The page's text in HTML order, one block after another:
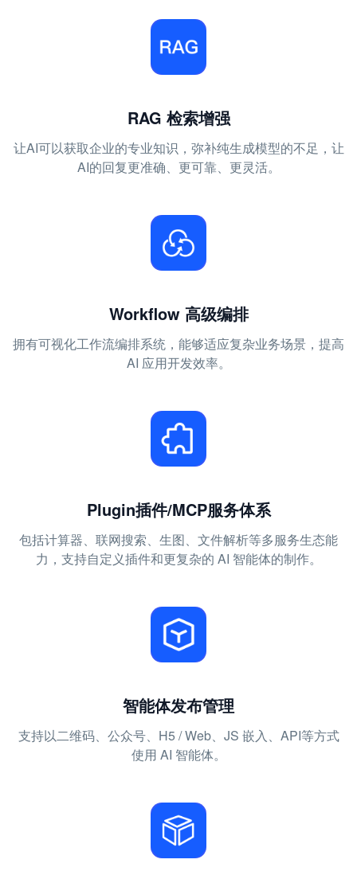
RAG 检索增强
让AI可以获取企业的专业知识，弥补纯生成模型的不足，让
AI的回复更准确、更可靠、更灵活。
Workflow 高级编排
拥有可视化工作流编排系统，能够适应复杂业务场景，提高
AI 应用开发效率。
Plugin插件/MCP服务体系
包括计算器、联网搜索、生图、文件解析等多服务生态能
力，支持自定义插件和更复杂的 AI 智能体的制作。
智能体发布管理
支持以二维码、公众号、H5 / Web、JS 嵌入、API等方式
使用 AI 智能体。